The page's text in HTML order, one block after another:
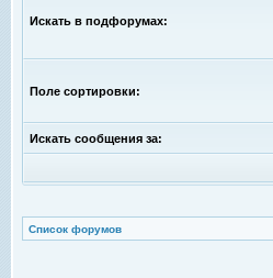
Искать в подфорумах:
Поле сортировки:
Искать сообщения за:
Список форумов